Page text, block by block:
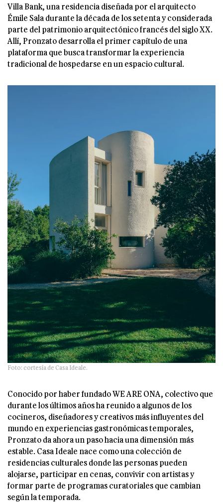
Villa Bank, una residencia diseñada por el arquitecto
Émile Sala durante la década de los setenta y considerada
parte del patrimonio arquitectónico francés del siglo XX.
Allí, Pronzato desarrolla el primer capítulo de una
plataforma que busca transformar la experiencia
tradicional de hospedarse en un espacio cultural.
Foto: cortesía de Casa Ideale.
Conocido por haber fundado WE ARE ONA, colectivo que
durante los últimos años ha reunido a algunos de los
cocineros, diseñadores y creativos más influyentes del
mundo en experiencias gastronómicas temporales,
Pronzato da ahora un paso hacia una dimensión más
estable. Casa Ideale nace como una colección de
residencias culturales donde las personas pueden
alojarse, participar en cenas, convivir con artistas y
formar parte de programas curatoriales que cambian
según la temporada.